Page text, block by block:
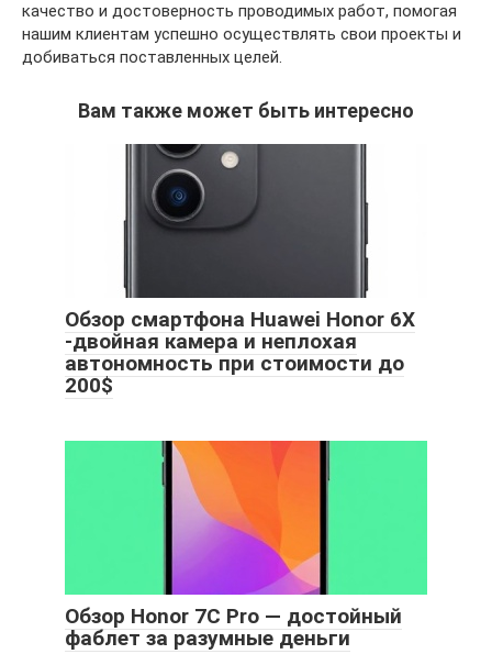
качество и достоверность проводимых работ, помогая
нашим клиентам успешно осуществлять свои проекты и
добиваться поставленных целей.
Вам также может быть интересно
Обзор смартфона Huawei Honor 6X
-двойная камера и неплохая
автономность при стоимости до
200$
Обзор Honor 7C Pro — достойный
фаблет за разумные деньги